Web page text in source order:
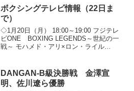
定勝ちした。立ち上がりから軽快な動き
に乗せてジャ...
ボクシングテレビ情報（22日ま
で）
◇1月20日（月） 18:00～19:00 フジテレ
ビONE BOXING LEGENDS～世紀の一
戦～ モハメド・アリ×ロン・ライル
WBA･WBO世界...
DANGAN-B級決勝戦 金澤宣
明、佐川遼ら優勝